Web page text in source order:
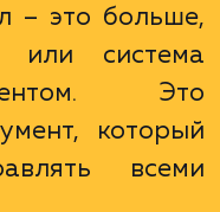
стороны